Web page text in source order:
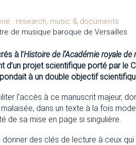
: research, music & documents
de musique baroque de Versailles
à l’Histoire de l’Académie royale
d’un projet scientifique porté par le
à un double objectif
l’accès à ce manuscrit majeur,
dans un texte à la fois
de sa mise en page si singulière.
donner des clés de lecture à ceux